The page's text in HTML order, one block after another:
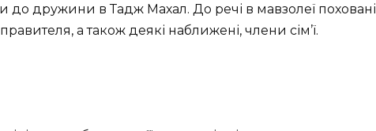
до дружини в Тадж Махал. До речі в мавзолеї поховані
а також деякі наближені, члени сім’ї.